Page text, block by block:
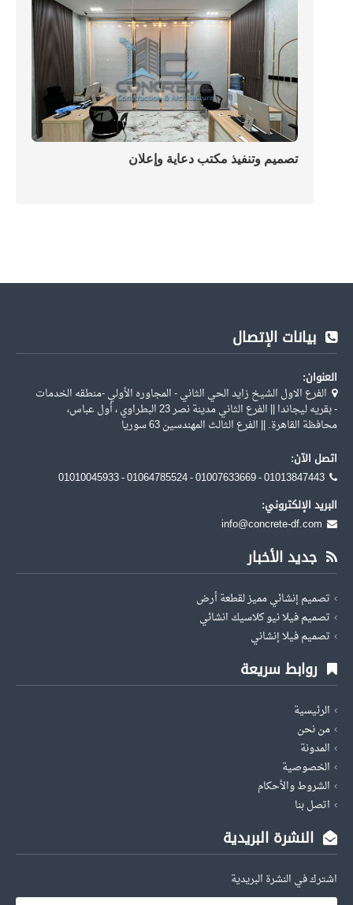
تصميم وتنفيذ مكتب دعاية وإعلان
بيانات الإتصال
العنوان:
الفرع الاول الشيخ زايد الحي الثاني - المجاوره الأولي -منطقه الخدمات
- بقريه ليجاندا || الفرع الثاني مدينة نصر 23 البطراوي ، أول عباس،
محافظة القاهرة. || الفرع الثالث المهندسين 63 سوريا
اتصل الآن:
01010045933 - 01064785524 - 01007633669 - 01013847443
البريد الإلكتروني:
info@concrete-df.com
جديد الأخبار
تصميم إنشائي مميز لقطعة أرض
تصميم فيلا نيو كلاسيك انشائي
تصميم فيلا إنشاني
روابط سريعة
الرئيسية
من نحن
المدونة
الخصوصية
الشروط والأحكام
اتصل بنا
النشرة البريدية
اشترك في النشرة البريدية